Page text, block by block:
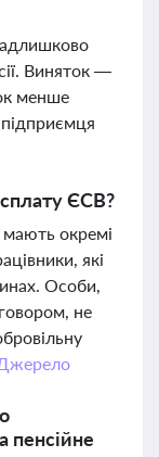
Виняток —
менше
підприємця
ЄСВ?
окремі
які
Особи,
не
пенсійне